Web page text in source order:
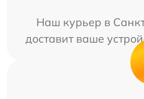
Наш курьер в
доставит ваше